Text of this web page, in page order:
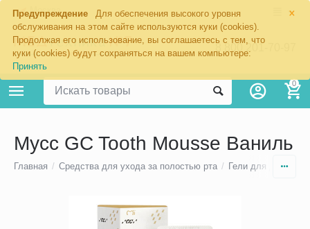
×
Предупреждение
Для обеспечения высокого уровня
обслуживания на этом сайте используются куки (cookies).
Продолжая его использование, вы соглашаетесь с тем, что
куки (cookies) будут сохраняться на вашем компьютере:
Принять
Москва
8 800 201-70-97
0
Мусс GC Tooth Mousse Ваниль
Главная / Средства для ухода за полостью рта / Гели для десен и